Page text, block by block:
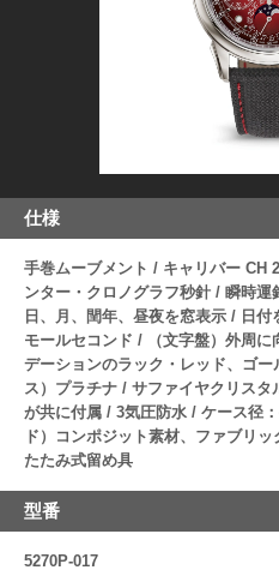
仕様
手巻ムーブメント / キャリバー CH
ンター・クロノグラフ秒針 / 瞬時
日、月、閏年、昼夜を窓表示 / 日
モールセコンド / （文字盤）外周
デーションのラック・レッド、ゴ
ス）プラチナ / サファイヤクリスタ
が共に付属 / 3気圧防水 / ケース径
ド）コンポジット素材、ファブリ
たたみ式留め具
型番
5270P-017